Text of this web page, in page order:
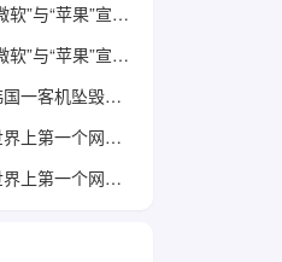
[ 1997年 ] 8月6日 “微软”与“苹果”宣布合作计划
[ 1997年 ] 8月6日 “微软”与“苹果”宣布合作计划
[ 1997年 ] 8月6日 韩国一客机坠毁关岛
[ 1991年 ] 8月6日 世界上第一个网页诞生
[ 1991年 ] 8月6日 世界上第一个网页诞生